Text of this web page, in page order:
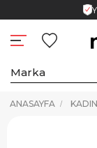
ANASAYFA